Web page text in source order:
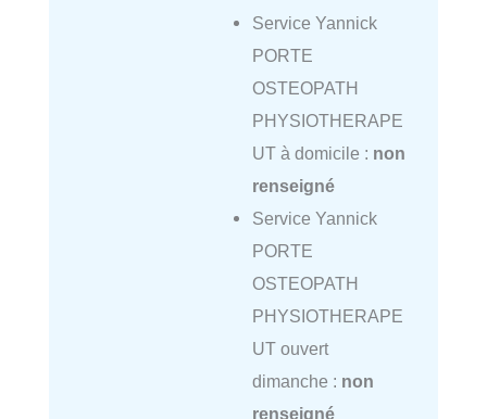
Service Yannick
PORTE
OSTEOPATH
PHYSIOTHERAPE
UT à domicile : non
renseigné
Service Yannick
PORTE
OSTEOPATH
PHYSIOTHERAPE
UT ouvert
dimanche : non
renseigné